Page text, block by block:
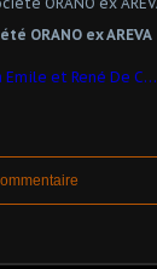
ORANO ex AREVA
Hommage en 40 photos, à Emile et René De Cooman